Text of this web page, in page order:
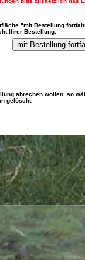
"mit Bestellung
Ihrer Bestellung.
abrechen wollen, so
gelöscht.